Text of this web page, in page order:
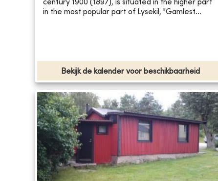
century 1900 (1897), is situated in the higher part
in the most popular part of Lysekil, "Gamlest...
Bekijk de kalender voor beschikbaarheid